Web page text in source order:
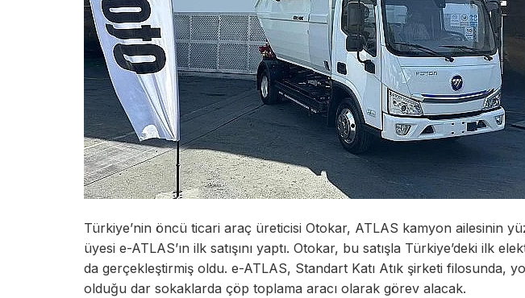
Türkiye’nin öncü ticari araç üreticisi Otokar, ATLAS kamyon ailesinin
üyesi e-ATLAS’ın ilk satışını yaptı. Otokar, bu satışla Türkiye’deki ilk
da gerçekleştirmiş oldu. e-ATLAS, Standart Katı Atık şirketi filosunda,
olduğu dar sokaklarda çöp toplama aracı olarak görev alacak.